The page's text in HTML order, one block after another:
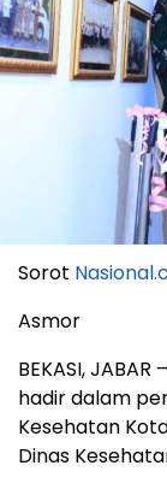
Sorot
Asmor
BEKASI,
hadir dalam
Kesehatan
Dinas